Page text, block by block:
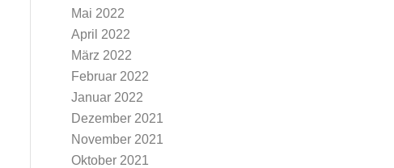
Mai 2022
April 2022
März 2022
Februar 2022
Januar 2022
Dezember 2021
November 2021
Oktober 2021